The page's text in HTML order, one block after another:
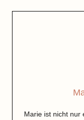
Marie ist nicht nur